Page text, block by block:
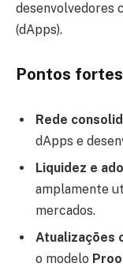
desenvolvedores
(dApps).
Pontos
Rede
dApps e
Liquidez e
amplamente
mercados.
Atualizações
o modelo